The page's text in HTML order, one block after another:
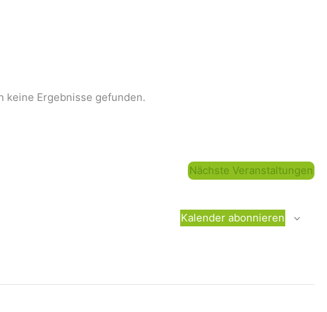
keine Ergebnisse gefunden.
Nächste Veranstaltungen
Kalender abonnieren